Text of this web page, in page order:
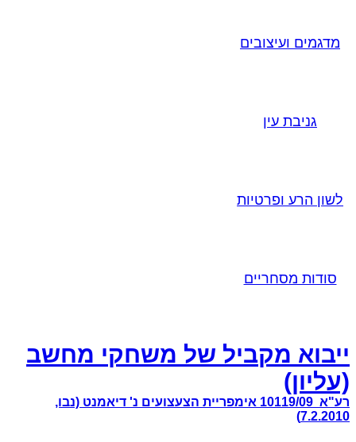
מדגמים ועיצובים
גניבת עין
לשון הרע ופרטיות
סודות מסחריים
ייבוא מקביל של משחקי מחשב
(עליון)
רע"א 10119/09 אימפריית הצעצועים נ' דיאמנט (נבו,
7.2.2010)